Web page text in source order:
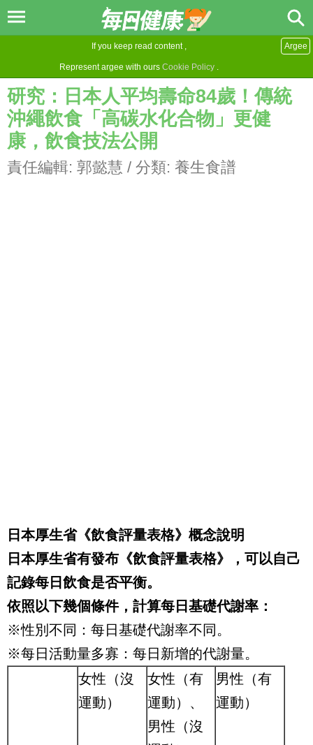
If you keep read content ,
Represent argee with ours Cookie Policy .
Argee
研究：日本人平均壽命84歲！傳統
沖繩飲食「高碳水化合物」更健
康，飲食技法公開
責任編輯: 郭懿慧 / 分類: 養生食譜
日本厚生省《飲食評量表格》概念說明
日本厚生省有發布《飲食評量表格》，可以自己
記錄每日飲食是否平衡。
依照以下幾個條件，計算每日基礎代謝率：
※性別不同：每日基礎代謝率不同。
※每日活動量多寡：每日新增的代謝量。
女性（沒
運動）
女性（有
運動）、
男性（沒
男性（有
運動）